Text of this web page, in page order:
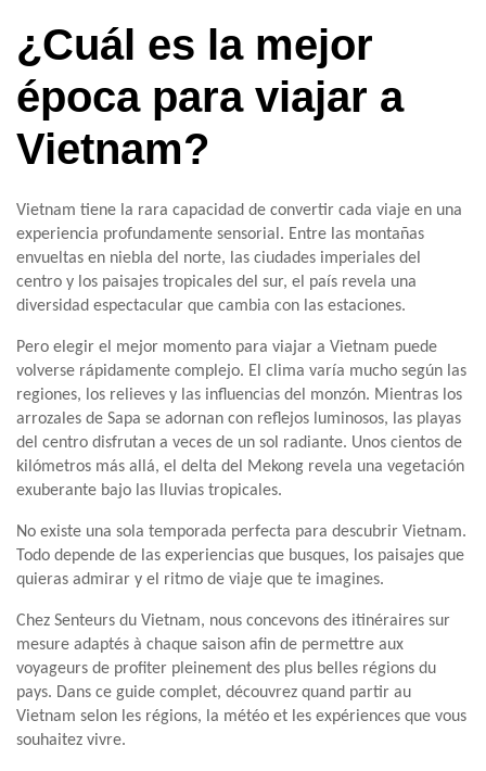
¿Cuál es la mejor
época para viajar a
Vietnam?
Vietnam tiene la rara capacidad de convertir cada viaje en una
experiencia profundamente sensorial. Entre las montañas
envueltas en niebla del norte, las ciudades imperiales del
centro y los paisajes tropicales del sur, el país revela una
diversidad espectacular que cambia con las estaciones.
Pero elegir el mejor momento para viajar a Vietnam puede
volverse rápidamente complejo. El clima varía mucho según las
regiones, los relieves y las influencias del monzón. Mientras los
arrozales de Sapa se adornan con reflejos luminosos, las playas
del centro disfrutan a veces de un sol radiante. Unos cientos de
kilómetros más allá, el delta del Mekong revela una vegetación
exuberante bajo las lluvias tropicales.
No existe una sola temporada perfecta para descubrir Vietnam.
Todo depende de las experiencias que busques, los paisajes que
quieras admirar y el ritmo de viaje que te imagines.
Chez Senteurs du Vietnam, nous concevons des itinéraires sur
mesure adaptés à chaque saison afin de permettre aux
voyageurs de profiter pleinement des plus belles régions du
pays. Dans ce guide complet, découvrez quand partir au
Vietnam selon les régions, la météo et les expériences que vous
souhaitez vivre.